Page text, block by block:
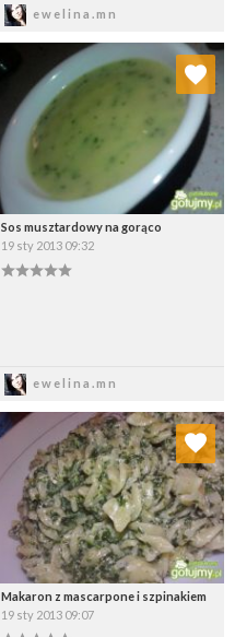
ewelina.mn
Sos musztardowy na gorąco
19 sty 2013 09:32
ewelina.mn
Dodaj do ulubionych
Wybierz listę:
Makaron z mascarpone i szpinakiem
19 sty 2013 09:07
Dodaj do ulubionych
Wybierz listę: